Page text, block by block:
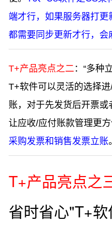
端才行，如果服务器打
都需要同步更新才行，会
T+产品亮点之二 ：“多种
T+软件可以灵活的选择
账，对于先发货后开票
让应收/应付账款管理更
采购发票和销售发票立账
T+产品亮点之
省时省心"T+软